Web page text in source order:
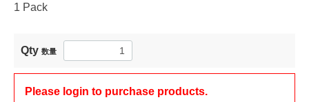
1 Pack
Qty 数量
Please login to purchase products.